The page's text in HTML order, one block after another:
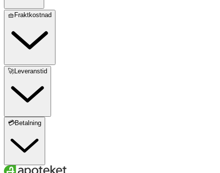
🧺Fraktkostnad
🚀Leveranstid
💳Betalning